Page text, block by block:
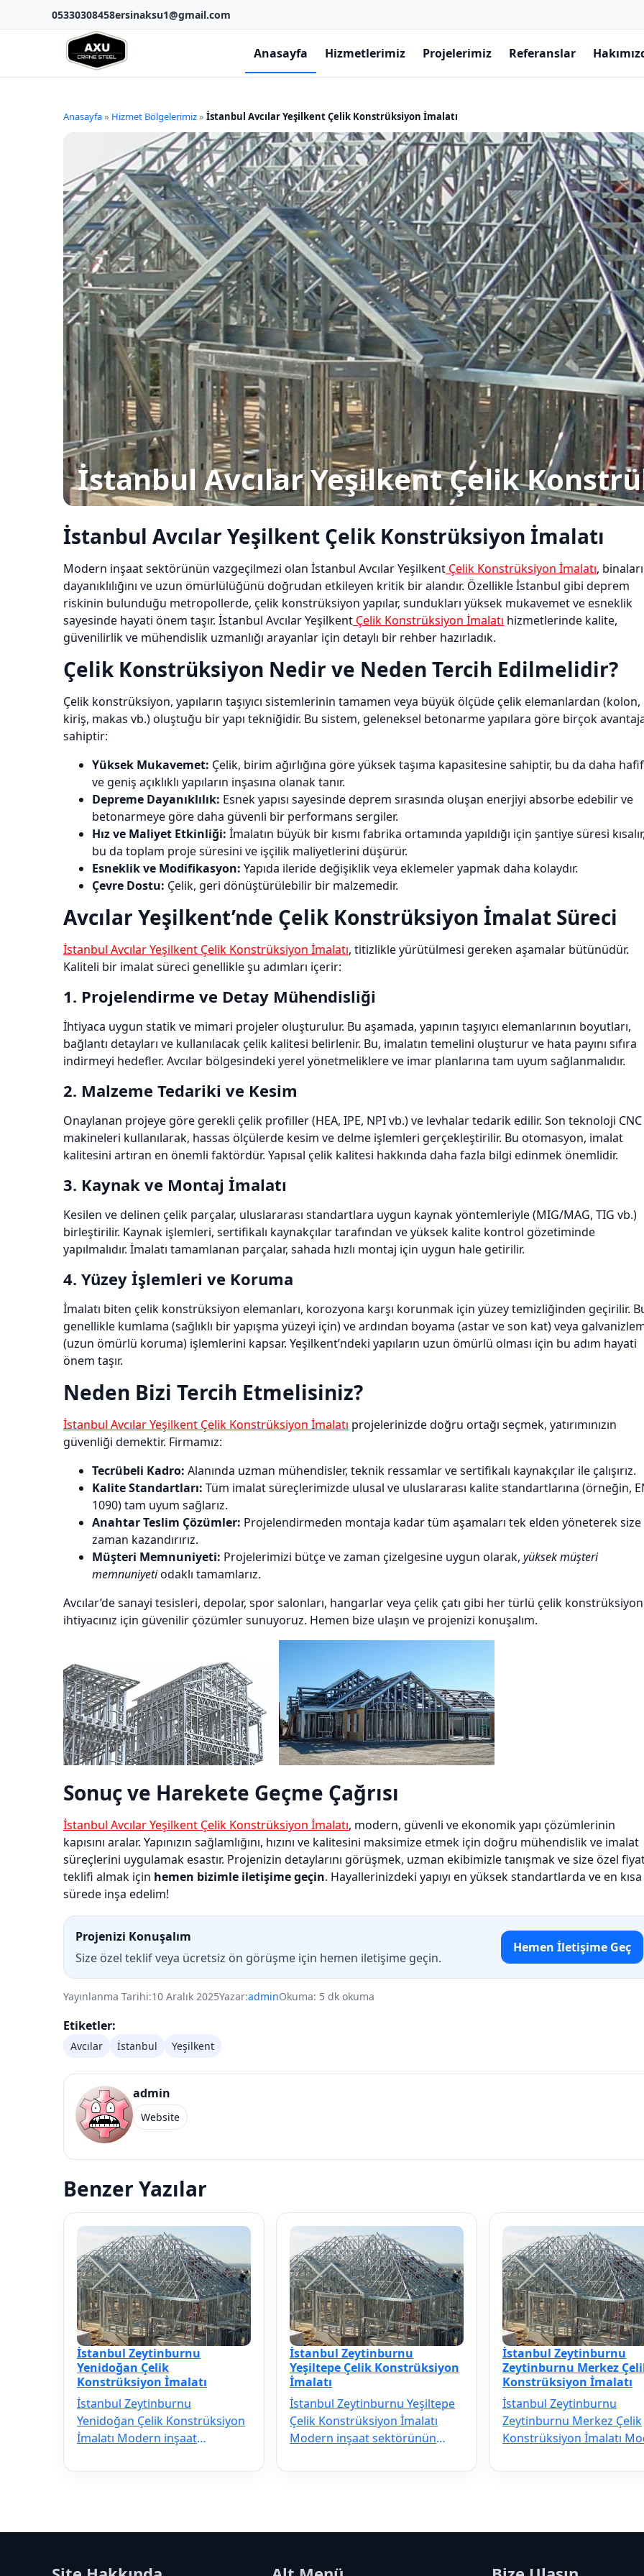
05330308458ersinaksu1@gmail.com
Anasayfa Hizmetlerimiz Projelerimiz Referanslar
Anasayfa» Hizmet Bölgelerimiz» İstanbul Avcılar Yeşilkent Çelik Konstrüksiyon İmalatı
İstanbul Avcılar Yeşilkent Çelik
İstanbul Avcılar Yeşilkent Çelik Konstrüksiyon İmalatı
Modern inşaat sektörünün vazgeçilmezi olan İstanbul Avcılar Yeşilkent Çelik Konstrüksiyon İmalatı,
dayanıklılığını ve uzun ömürlülüğünü doğrudan etkileyen kritik bir alandır. Özellikle İstanbul gibi deprem
riskinin bulunduğu metropollerde, çelik konstrüksiyon yapılar, sundukları yüksek mukavemet ve esneklik
sayesinde hayati önem taşır. İstanbul Avcılar Yeşilkent Çelik Konstrüksiyon İmalatı hizmetlerinde kalite,
güvenilirlik ve mühendislik uzmanlığı arayanlar için detaylı bir rehber hazırladık.
Çelik Konstrüksiyon Nedir ve Neden Tercih Edilmelidir?
Çelik konstrüksiyon, yapıların taşıyıcı sistemlerinin tamamen veya büyük ölçüde çelik elemanlardan (kolon,
kiriş, makas vb.) oluştuğu bir yapı tekniğidir. Bu sistem, geleneksel betonarme yapılara göre birçok
sahiptir:
Yüksek Mukavemet: Çelik, birim ağırlığına göre yüksek taşıma kapasitesine sahiptir, bu da daha hafif
ve geniş açıklıklı yapıların inşasına olanak tanır.
Depreme Dayanıklılık: Esnek yapısı sayesinde deprem sırasında oluşan enerjiyi absorbe edebilir ve
betonarmeye göre daha güvenli bir performans sergiler.
Hız ve Maliyet Etkinliği: İmalatın büyük bir kısmı fabrika ortamında yapıldığı için şantiye süresi
bu da toplam proje süresini ve işçilik maliyetlerini düşürür.
Esneklik ve Modifikasyon: Yapıda ileride değişiklik veya eklemeler yapmak daha kolaydır.
Çevre Dostu: Çelik, geri dönüştürülebilir bir malzemedir.
Avcılar Yeşilkent’nde Çelik Konstrüksiyon İmalat Süreci
İstanbul Avcılar Yeşilkent Çelik Konstrüksiyon İmalatı, titizlikle yürütülmesi gereken aşamalar bütünüdür.
Kaliteli bir imalat süreci genellikle şu adımları içerir:
1. Projelendirme ve Detay Mühendisliği
İhtiyaca uygun statik ve mimari projeler oluşturulur. Bu aşamada, yapının taşıyıcı elemanlarının boyutları,
bağlantı detayları ve kullanılacak çelik kalitesi belirlenir. Bu, imalatın temelini oluşturur ve hata payını sıfıra
indirmeyi hedefler. Avcılar bölgesindeki yerel yönetmeliklere ve imar planlarına tam uyum sağlanmalıdır.
2. Malzeme Tedariki ve Kesim
Onaylanan projeye göre gerekli çelik profiller (HEA, IPE, NPI vb.) ve levhalar tedarik edilir. Son teknoloji CNC
makineleri kullanılarak, hassas ölçülerde kesim ve delme işlemleri gerçekleştirilir. Bu otomasyon, imalat
kalitesini artıran en önemli faktördür. Yapısal çelik kalitesi hakkında daha fazla bilgi edinmek önemlidir.
3. Kaynak ve Montaj İmalatı
Kesilen ve delinen çelik parçalar, uluslararası standartlara uygun kaynak yöntemleriyle (MIG/MAG, TIG vb.)
birleştirilir. Kaynak işlemleri, sertifikalı kaynakçılar tarafından ve yüksek kalite kontrol gözetiminde
yapılmalıdır. İmalatı tamamlanan parçalar, sahada hızlı montaj için uygun hale getirilir.
4. Yüzey İşlemleri ve Koruma
İmalatı biten çelik konstrüksiyon elemanları, korozyona karşı korunmak için yüzey temizliğinden geçirilir.
genellikle kumlama (sağlıklı bir yapışma yüzeyi için) ve ardından boyama (astar ve son kat) veya
(uzun ömürlü koruma) işlemlerini kapsar. Yeşilkent’ndeki yapıların uzun ömürlü olması için bu adım hayati
önem taşır.
Neden Bizi Tercih Etmelisiniz?
İstanbul Avcılar Yeşilkent Çelik Konstrüksiyon İmalatı projelerinizde doğru ortağı seçmek, yatırımınızın
güvenliği demektir. Firmamız:
Tecrübeli Kadro: Alanında uzman mühendisler, teknik ressamlar ve sertifikalı kaynakçılar ile çalışırız.
Kalite Standartları: Tüm imalat süreçlerimizde ulusal ve uluslararası kalite standartlarına (örneğin,
1090) tam uyum sağlarız.
Anahtar Teslim Çözümler: Projelendirmeden montaja kadar tüm aşamaları tek elden yöneterek size
zaman kazandırırız.
Müşteri Memnuniyeti: Projelerimizi bütçe ve zaman çizelgesine uygun olarak, yüksek müşteri
memnuniyetiodaklı tamamlarız.
Avcılar’de sanayi tesisleri, depolar, spor salonları, hangarlar veya çelik çatı gibi her türlü çelik konstrüksiyon
ihtiyacınız için güvenilir çözümler sunuyoruz. Hemen bize ulaşın ve projenizi konuşalım.
Sonuç ve Harekete Geçme Çağrısı
İstanbul Avcılar Yeşilkent Çelik Konstrüksiyon İmalatı, modern, güvenli ve ekonomik yapı çözümlerinin
kapısını aralar. Yapınızın sağlamlığını, hızını ve kalitesini maksimize etmek için doğru mühendislik ve imalat
süreçlerini uygulamak esastır. Projenizin detaylarını görüşmek, uzman ekibimizle tanışmak ve size özel
teklifi almak için hemen bizimle iletişime geçin. Hayallerinizdeki yapıyı en yüksek standartlarda ve en kısa
sürede inşa edelim!
Projenizi Konuşalım
Size özel teklif veya ücretsiz ön görüşme için hemen iletişime geçin.
Hemen İletişime Geç
Yayınlanma Tarihi:10 Aralık 2025Yazar:adminOkuma: 5 dk okuma
Etiketler:
Avcılar İstanbul Yeşilkent
admin
Website
Benzer Yazılar
İstanbul Zeytinburnu
Yenidoğan Çelik
Konstrüksiyon İmalatı
İstanbul Zeytinburnu
Yenidoğan Çelik Konstrüksiyon
İmalatı Modern inşaat
İstanbul Zeytinbur…
İstanbul Zeytinburnu
Yeşiltepe Çelik Konstrüksiyon
İmalatı
İstanbul Zeytinburnu Yeşiltepe
Çelik Konstrüksiyon İmalatı
Modern inşaat sektörünün
Zeytinbur…
İstanbul Zeytinburnu
Zeytinburnu Merkez
Konstrüksiyon İmalatı
İstanbul Zeytinburnu
Zeytinburnu Merkez Çelik
Konstrüksiyon İmalatı
olan İstanbul …